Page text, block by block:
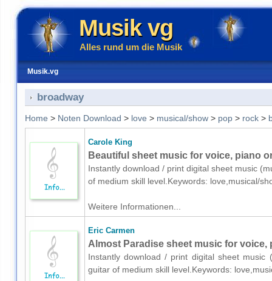
Musik vg
Alles rund um die Musik
Musik.vg
broadway
Home > Noten Download > love > musical/show> pop> rock>
Carole King
Beautiful sheet music for voice, piano
Instantly download / print digital sheet music
of medium skill level.Keywords: love,musical/
Weitere Informationen...
Eric Carmen
Almost Paradise sheet music for voice,
Instantly download / print digital sheet
guitar of medium skill level.Keywords: